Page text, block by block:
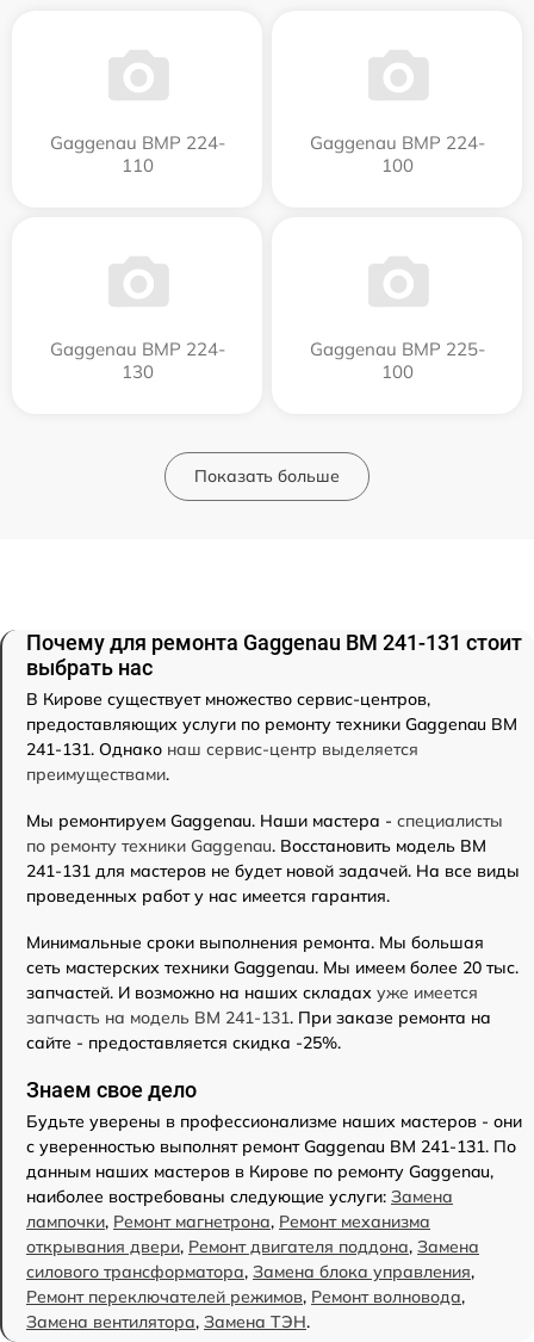
Gaggenau BMP 224-
110
Gaggenau BMP 224-
100
Gaggenau BMP 224-
130
Gaggenau BMP 225-
100
Показать больше
Почему для ремонта Gaggenau BM 241-131 стоит
выбрать нас
В Кирове существует множество сервис-центров,
предоставляющих услуги по ремонту техники Gaggenau BM
241-131. Однако наш сервис-центр выделяется
преимуществами.
Мы ремонтируем Gaggenau. Наши мастера - специалисты
по ремонту техники Gaggenau. Восстановить модель BM
241-131 для мастеров не будет новой задачей. На все виды
проведенных работ у нас имеется гарантия.
Минимальные сроки выполнения ремонта. Мы большая
сеть мастерских техники Gaggenau. Мы имеем более 20 тыс.
запчастей. И возможно на наших складах уже имеется
запчасть на модель BM 241-131. При заказе ремонта на
сайте - предоставляется скидка -25%.
Знаем свое дело
Будьте уверены в профессионализме наших мастеров - они
с уверенностью выполнят ремонт Gaggenau BM 241-131. По
данным наших мастеров в Кирове по ремонту Gaggenau,
наиболее востребованы следующие услуги: Замена
лампочки, Ремонт магнетрона, Ремонт механизма
открывания двери, Ремонт двигателя поддона, Замена
силового трансформатора, Замена блока управления,
Ремонт переключателей режимов, Ремонт волновода,
Замена вентилятора, Замена ТЭН.